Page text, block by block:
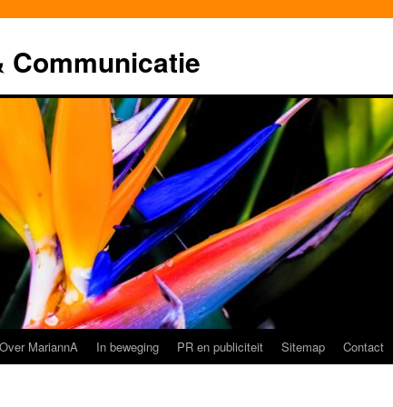
Communicatie
Over MariannA In beweging PR en publiciteit Sitemap Contact